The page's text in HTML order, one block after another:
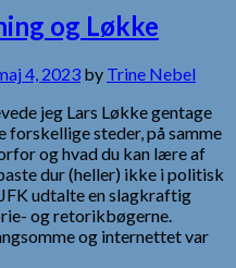
og Løkke
4, 2023 by Trine Nebel
jeg Lars Løkke gentage
forskellige steder, på samme
og hvad du kan lære af
dur (heller) ikke i politisk
udtalte en slagkraftig
og retorikbøgerne.
og internettet var